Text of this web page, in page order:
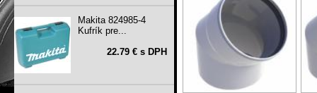
Makita 824985-4
Kufrík pre...
22.79 € s DPH